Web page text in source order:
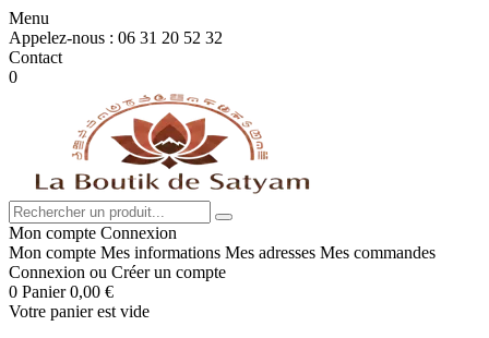
Menu
Appelez-nous : 06 31 20 52 32
Contact
0
Mon compte Connexion
Mon compte Mes informations Mes adresses Mes commandes
Connexion ou Créer un compte
0 Panier 0,00 €
Votre panier est vide